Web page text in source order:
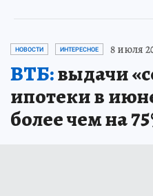
НОВОСТИ ИНТЕРЕСНОЕ 8 июля
ВТБ:выдачи
ипотеки в
более чем на